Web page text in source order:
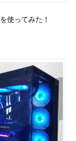
使ってみた！